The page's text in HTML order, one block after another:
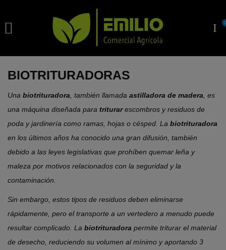

BIOTRITURADORAS
Una biotrituradora , también llamada astilladora de madera , es
una máquina diseñada para triturarescombros y residuos de
poda y jardinería como ramas, hojas o césped. La biotrituradora
en los últimos años ha conocido una gran difusión, también
debido a las leyes legislativas que prohíben quemar leña y
maleza por motivos relacionados con la seguridad y la
contaminación.
Sin embargo, estos tipos de residuos deben eliminarse
rápidamente, pero el transporte a un vertedero a menudo puede
resultar complicado. La biotrituradora permite triturar el material
de desecho, reduciendo su volumen al mínimo y aportando 3